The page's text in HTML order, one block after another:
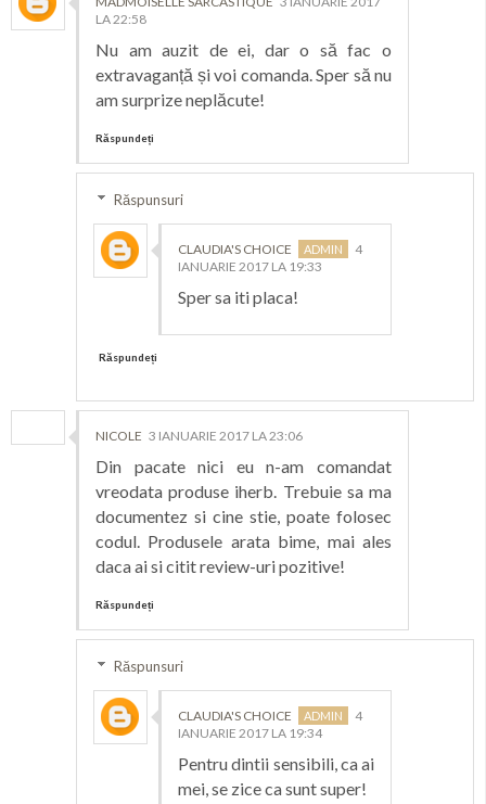
LA 22:58
Nu am auzit de ei, dar o să fac o
extravaganță și voi comanda. Sper să nu
am surprize neplăcute!
Răspundeți
Răspunsuri
CLAUDIA'S CHOICE
4
IANUARIE 2017 LA 19:33
Sper sa iti placa!
Răspundeți
NICOLE 3 IANUARIE 2017 LA 23:06
Din pacate nici eu n-am comandat
vreodata produse iherb. Trebuie sa ma
documentez si cine stie, poate folosec
codul. Produsele arata bime, mai ales
daca ai si citit review-uri pozitive!
Răspundeți
Răspunsuri
CLAUDIA'S CHOICE
4
IANUARIE 2017 LA 19:34
Pentru dintii sensibili, ca ai
mei, se zice ca sunt super!